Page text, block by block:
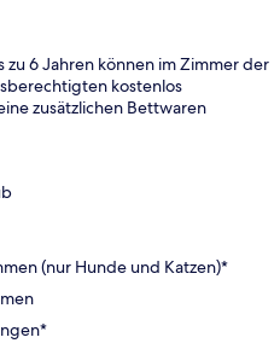
zu 6 Jahren können im Zimmer der
kostenlos
zusätzlichen Bettwaren
(nur Hunde und Katzen)*